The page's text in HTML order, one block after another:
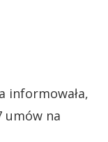
informowała,
umów na